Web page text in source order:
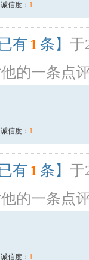
诚信度： 1
有 1 条】 于
的一条点
诚信度： 1
有 1 条】 于
的一条点
诚信度： 1